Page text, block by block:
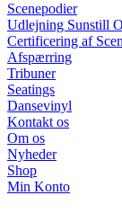
Scenepodier
Udlejning Sunstill
Certificering af
Afspærring
Tribuner
Seatings
Dansevinyl
Kontakt os
Om os
Nyheder
Shop
Min Konto